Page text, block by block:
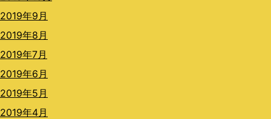
2019年9月
2019年8月
2019年7月
2019年6月
2019年5月
2019年4月